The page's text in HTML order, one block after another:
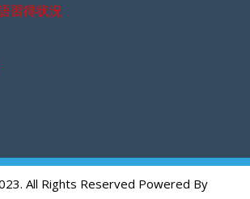
習得状況
All Rights Reserved Powered By